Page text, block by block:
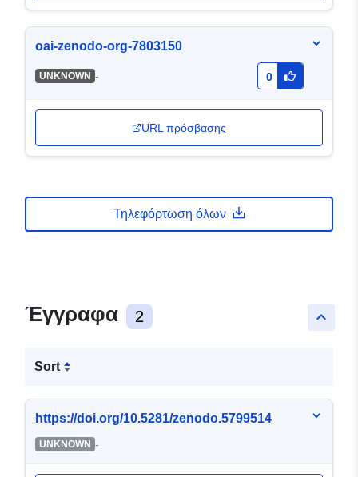
oai-zenodo-org-7803150
UNKNOWN - 0
URL πρόσβασης
Τηλεφόρτωση όλων
keyboard_arrow_up
Έγγραφα 2
Sort
https://doi.org/10.5281/zenodo.5799514
UNKNOWN -